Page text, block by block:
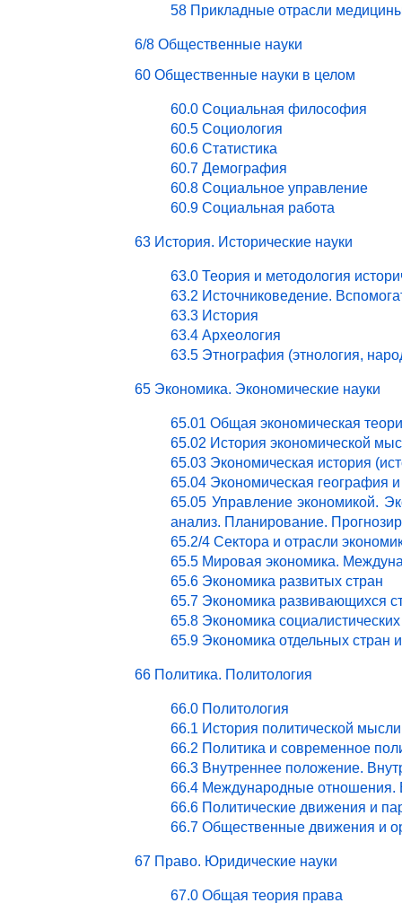
58 Прикладные отрасли
6/8 Общественные науки
60 Общественные науки в целом
60.0 Социальная философия
60.5 Социология
60.6 Статистика
60.7 Демография
60.8 Социальное управление
60.9 Социальная работа
63 История. Исторические науки
63.0 Теория и методология
63.2 Источниковедение.
63.3 История
63.4 Археология
63.5 Этнография (этнология,
65 Экономика. Экономические науки
65.01 Общая экономическая
65.02 История экономической
65.03 Экономическая история
65.04 Экономическая география
65.05 Управление экономикой.
анализ. Планирование.
65.2/4 Сектора и отрасли
65.5 Мировая экономика.
65.6 Экономика развитых стран
65.7 Экономика развивающихся
65.8 Экономика
65.9 Экономика отдельных стран
66 Политика. Политология
66.0 Политология
66.1 История политической мысли
66.2 Политика и современное
66.3 Внутреннее положение.
66.4 Международные отношения.
66.6 Политические движения и
66.7 Общественные движения и
67 Право. Юридические науки
67.0 Общая теория права